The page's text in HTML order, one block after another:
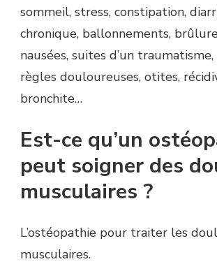
sommeil, stress, constipation,
chronique, ballonnements,
nausées, suites d’un
règles douloureuses, otites,
bronchite…
Est-ce qu’un
peut soigner des
musculaires ?
L’ostéopathie pour traiter les
musculaires.